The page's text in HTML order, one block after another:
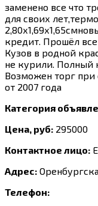
заменено все что
для своих
кредит. Прошёл
Кузов в родной
не курили. Полный
Возможен торг при
от 2007 года
Категория
Цена, руб: 295000
Контактное лицо:
Адрес:
Телефон: